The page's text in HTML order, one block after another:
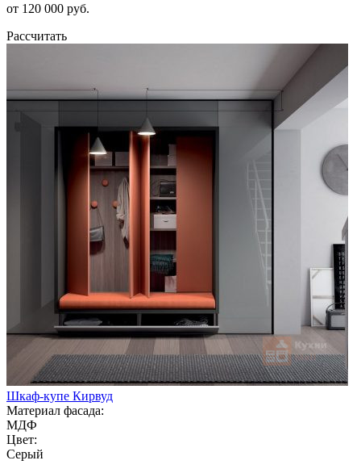
от 120 000 руб.
Рассчитать
Шкаф-купе Кирвуд
Материал фасада:
МДФ
Цвет:
Серый